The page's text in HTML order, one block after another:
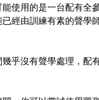
使用的是一台配有全
經由訓練有素的聲學師
乎沒有聲學處理，配